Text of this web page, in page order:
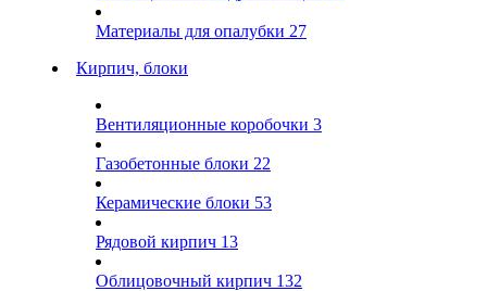
Материалы для опалубки 27
Кирпич, блоки
Вентиляционные коробочки 3
Газобетонные блоки 22
Керамические блоки 53
Рядовой кирпич 13
Облицовочный кирпич 132